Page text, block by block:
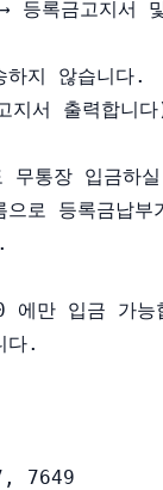
록금고지서
하지 않습니다.
지서 출력합니다
무통장 입금하
으로 등록금납
만 입금 가능
다.
7649